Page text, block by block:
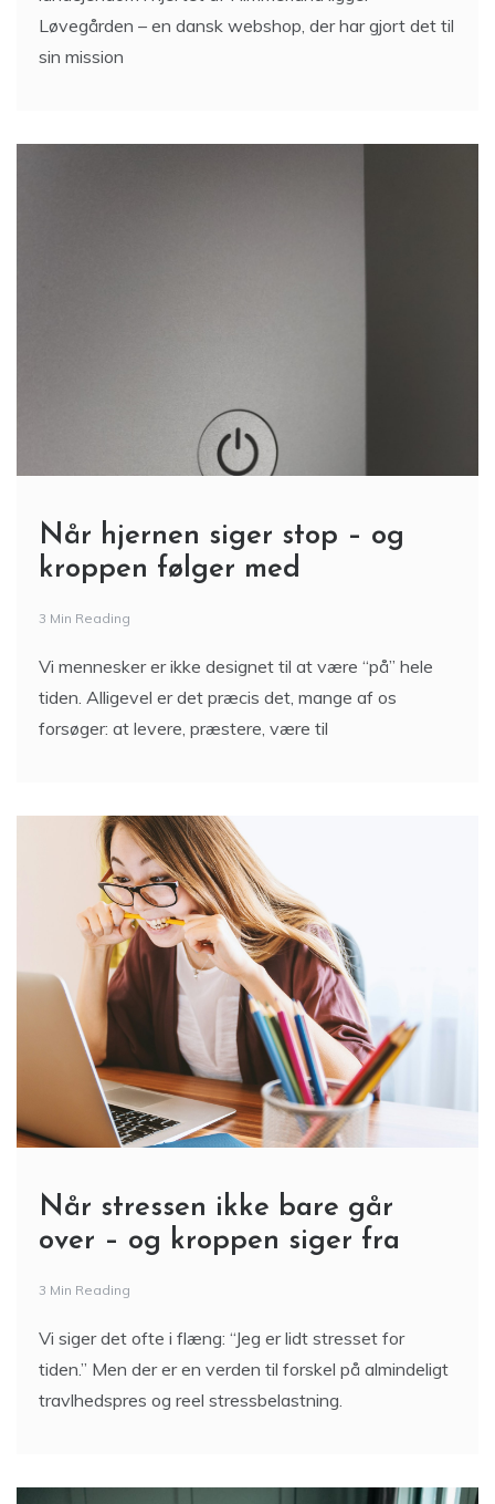
Løvegården – en dansk webshop, der har gjort det til
sin mission
Når hjernen siger stop – og
kroppen følger med
3 Min Reading
Vi mennesker er ikke designet til at være “på” hele
tiden. Alligevel er det præcis det, mange af os
forsøger: at levere, præstere, være til
Når stressen ikke bare går
over – og kroppen siger fra
3 Min Reading
Vi siger det ofte i flæng: “Jeg er lidt stresset for
tiden.” Men der er en verden til forskel på almindeligt
travlhedspres og reel stressbelastning.